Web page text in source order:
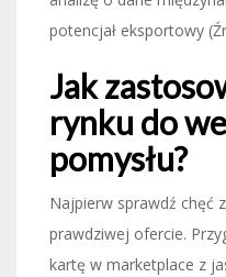
potencjał eksportowy
Jak
rynku do
pomysłu?
Najpierw sprawdź chęć
prawdziwej ofercie.
kartę w marketplace z